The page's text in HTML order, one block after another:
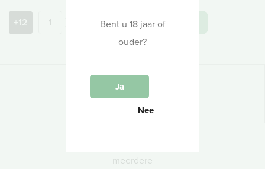
+12 in winkelwagen
Druivenras
pinot noir, pinot blanc, pinot gris
meerdere
Bent u 18 jaar of
ouder?
Ja
Nee